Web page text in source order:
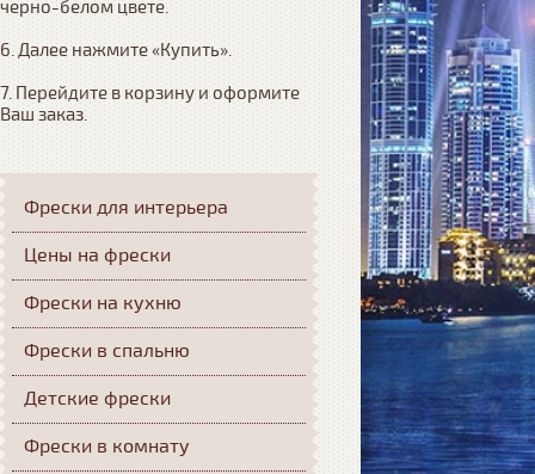
черно-белом цвете.
6. Далее нажмите «Купить».
7. Перейдите в корзину и оформите
Ваш заказ.
Фрески для интерьера
Цены на фрески
Фрески на кухню
Фрески в спальню
Детские фрески
Фрески в комнату